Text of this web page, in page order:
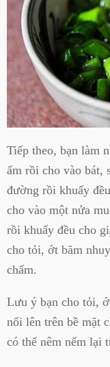
Tiếp theo, bạn làm
ấm rồi cho vào bát,
đường rồi khuấy
cho vào một nửa
rồi khuấy đều cho
cho tỏi, ớt băm
chấm.
Lưu ý bạn cho tỏi,
nổi lên trên bề mặt
có thể nêm nếm lại